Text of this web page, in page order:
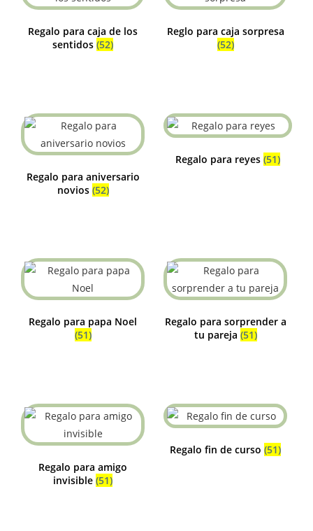
Regalo para caja de los
sentidos (52)
Reglo para caja sorpresa
(52)
Regalo para aniversario
novios (52)
Regalo para reyes (51)
Regalo para papa Noel
(51)
Regalo para sorprender a
tu pareja (51)
Regalo para amigo
invisible (51)
Regalo fin de curso (51)